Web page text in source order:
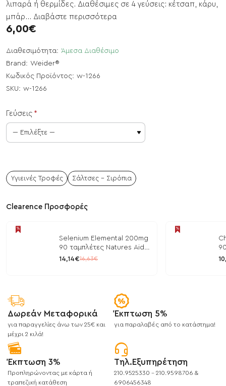
Διαθεσιμότητα: Άμεσα Διαθέσιμο
Brand: Weider®
Κωδικός Προϊόντος: w-1266
SKU: w-1266
6,00€
Γεύσεις
λιπαρά ή θερμίδες. Διαθέσιμες σε 4 γεύσεις: κέτσαπ, κάρυ,
μπάρ... Διαβάστε περισσότερα
Υγιεινές Τροφές Σάλτσες - Σιρόπια
Clearence Προσφορές
Selenium Elemental 200mg
90 ταμπλέτες Natures Aid
/ Μέταλλα
14,14€16,63€
/
Δωρεάν Μεταφορικά
για παραγγελίες άνω των 25€ και
μέχρι 2 κιλά!
Έκπτωση 5%
για παραλαβές από το κατάστημα!
Έκπτωση 3%
Προπληρώνοντας με κάρτα ή
τραπεζική κατάθεση
Τηλ.Εξυπηρέτηση
210.9525330 - 210.9598706 &
6906456348